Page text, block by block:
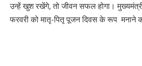
उन्हें खुश रखेंगे, तो जीवन सफल होगा।
फरवरी को मातृ-पितृ पूजन दिवस के रूप मनाने